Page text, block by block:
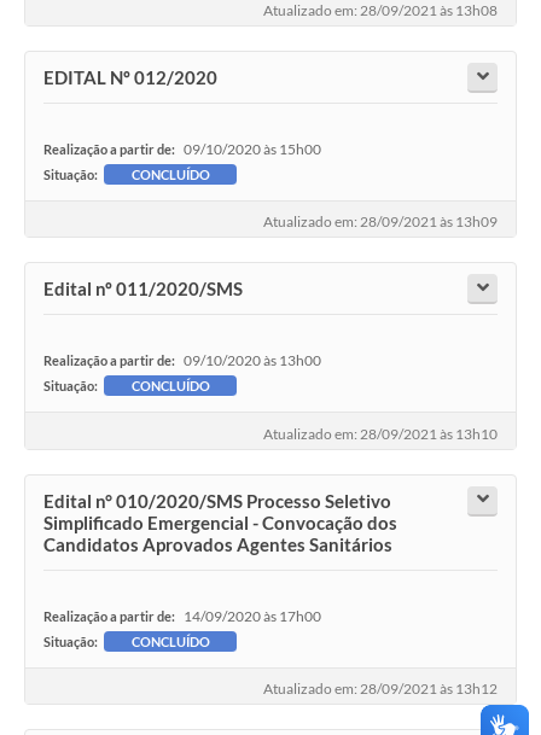
Atualizado em: 28/09/2021 às 13h08
EDITAL Nº 012/2020
Realização a partir de: 09/10/2020 às 15h00
Situação: CONCLUÍDO
Atualizado em: 28/09/2021 às 13h09
Edital nº 011/2020/SMS
Realização a partir de: 09/10/2020 às 13h00
Situação: CONCLUÍDO
Atualizado em: 28/09/2021 às 13h10
Edital n° 010/2020/SMS Processo Seletivo
Simplificado Emergencial - Convocação dos
Candidatos Aprovados Agentes Sanitários
Realização a partir de: 14/09/2020 às 17h00
Situação: CONCLUÍDO
Atualizado em: 28/09/2021 às 13h12